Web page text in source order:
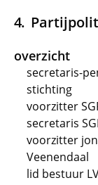
overzicht
secretaris-
stichting
voorzitter
secretaris
voorzitter
Veenendaal
lid bestuur